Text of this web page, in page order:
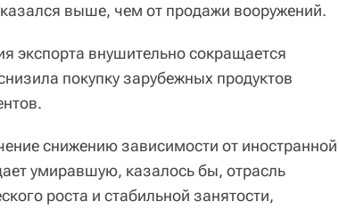
выше, чем от продажи вооружений.
экспорта внушительно сокращается
покупку зарубежных продуктов
снижению зависимости от иностранной
умиравшую, казалось бы, отрасль
роста и стабильной занятости,